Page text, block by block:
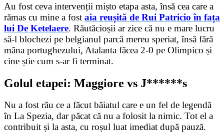
Au fost ceva intervenții mișto etapa asta, însă cea care a
rămas cu mine a fost aia reușită de Rui Patricio în fața
lui De Ketelaere. Răutăcioșii ar zice că nu e mare lucru
să-l blochezi pe belgianul parcă mereu speriat, însă fără
mâna portughezului, Atalanta făcea 2-0 pe Olimpico și
cine știe cum s-ar fi terminat.
Golul etapei: Maggiore vs J******s
Nu a fost rău ce a făcut băiatul care e un fel de legendă
în La Spezia, dar păcat că nu a folosit la nimic. Tot el a
contribuit și la asta, cu roșul luat imediat după pauză.